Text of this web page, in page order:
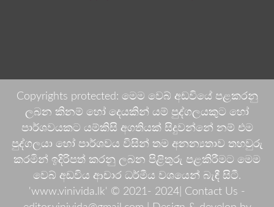
Copyrights protected: මෙම වෙබ් අඩවියේ පළකරනු
ලබන කිනම් හෝ දෙයකින් යම් පුද්ගලයකුට හෝ
පාර්ශවයකට යම්කිසි අගතියක් සිදුවන්නේ නම් එම
පුද්ගලයා හෝ පාර්ශවය විසින් තම අනන්‍යතාව තහවුරු
කරමින් ඉදිරිපත් කරනු ලබන පිළිතුරු පළකිරීමට මෙම
වෙබ් අඩවිය ආචාර ධර්මීය වශයෙන් බැඳී සිටී.
'www.vinivida.lk' © 2021- 2024| Contact Us -